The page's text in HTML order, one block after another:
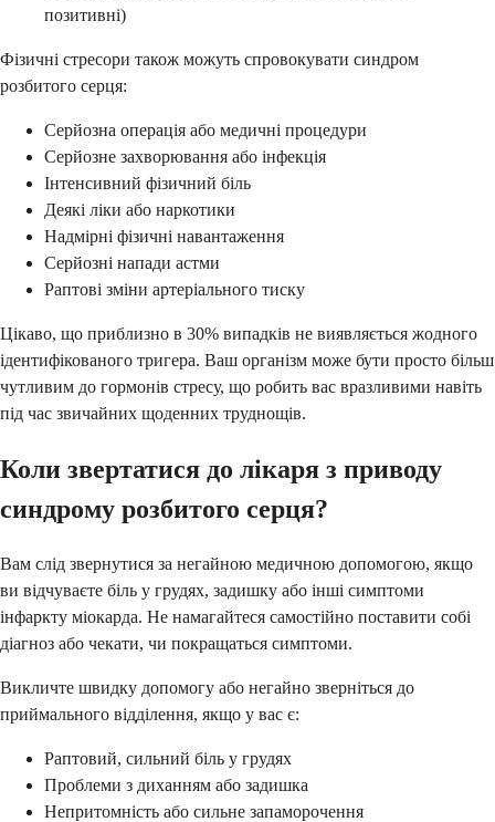
позитивні)
Фізичні стресори також можуть спровокувати синдром
розбитого серця:
Серйозна операція або медичні процедури
Серйозне захворювання або інфекція
Інтенсивний фізичний біль
Деякі ліки або наркотики
Надмірні фізичні навантаження
Серйозні напади астми
Раптові зміни артеріального тиску
Цікаво, що приблизно в 30% випадків не виявляється жодного
ідентифікованого тригера. Ваш організм може бути просто більш
чутливим до гормонів стресу, що робить вас вразливими навіть
під час звичайних щоденних труднощів.
Коли звертатися до лікаря з приводу
синдрому розбитого серця?
Вам слід звернутися за негайною медичною допомогою, якщо
ви відчуваєте біль у грудях, задишку або інші симптоми
інфаркту міокарда. Не намагайтеся самостійно поставити собі
діагноз або чекати, чи покращаться симптоми.
Викличте швидку допомогу або негайно зверніться до
приймального відділення, якщо у вас є:
Раптовий, сильний біль у грудях
Проблеми з диханням або задишка
Непритомність або сильне запаморочення